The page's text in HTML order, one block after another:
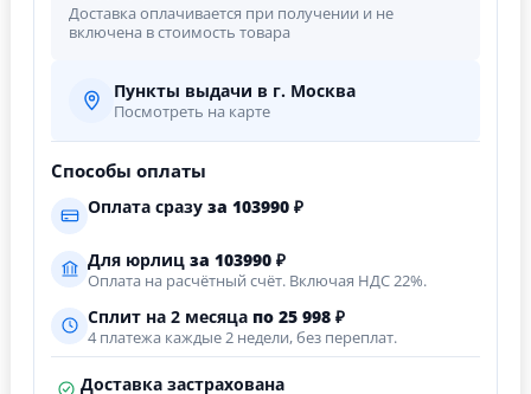
Доставка оплачивается при получении и не
включена в стоимость товара
Пункты выдачи в г. Москва
Посмотреть на карте
Способы оплаты
Оплата сразу за 103990 ₽
Для юрлиц за 103990 ₽
Оплата на расчётный счёт. Включая НДС 22%.
Сплит на 2 месяца по 25 998 ₽
4 платежа каждые 2 недели, без переплат.
Доставка застрахована